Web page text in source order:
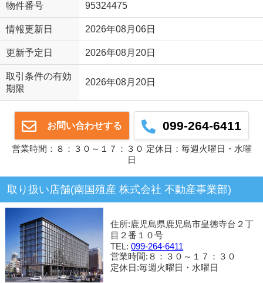
物件番号 95324475
情報更新日 2026年08月06日
更新予定日 2026年08月20日
取引条件の有効
期限
2026年08月20日
お問い合わせする 099-264-6411
営業時間：８：３０～１７：３０ 定休日：毎週火曜日・水曜
日
取り扱い店舗(南国殖産 株式会社 不動産事業部)
住所:鹿児島県鹿児島市皇徳寺台２丁
目２番１０号
TEL:099-264-6411
営業時間:８：３０～１７：３０
定休日:毎週火曜日・水曜日